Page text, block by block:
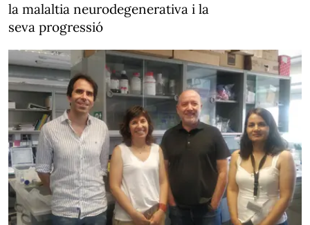
la malaltia neurodegenerativa i la
seva progressió